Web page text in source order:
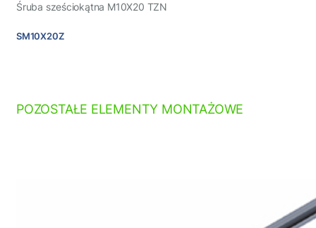
Śruba sześciokątna M10X20 TZN
SM10X20Z
POZOSTAŁE ELEMENTY MONTAŻOWE